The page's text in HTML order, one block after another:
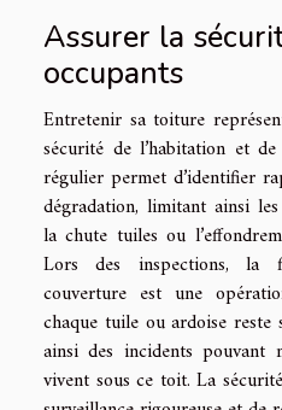
Assurer la
occupants
Entretenir sa toiture
sécurité de l’habitation et
régulier permet d’identifier
dégradation, limitant ainsi
la chute tuiles ou
Lors des inspections, la
couverture est une
chaque tuile ou ardoise
ainsi des incidents
vivent sous ce toit. La